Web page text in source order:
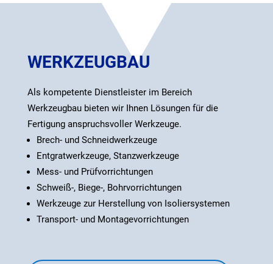
WERKZEUGBAU
Als kompetente Dienstleister im Bereich
Werkzeugbau bieten wir Ihnen Lösungen für die
Fertigung anspruchsvoller Werkzeuge.
Brech- und Schneidwerkzeuge
Entgratwerkzeuge, Stanzwerkzeuge
Mess- und Prüfvorrichtungen
Schweiß-, Biege-, Bohrvorrichtungen
Werkzeuge zur Herstellung von Isoliersystemen
Transport- und Montagevorrichtungen